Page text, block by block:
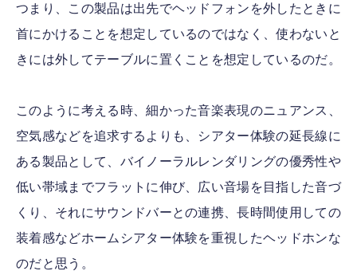
つまり、この製品は出先でヘッドフォンを外したときに
首にかけることを想定しているのではなく、使わないと
きには外してテーブルに置くことを想定しているのだ。
このように考える時、細かった音楽表現のニュアンス、
空気感などを追求するよりも、シアター体験の延長線に
ある製品として、バイノーラルレンダリングの優秀性や
低い帯域までフラットに伸び、広い音場を目指した音づ
くり、それにサウンドバーとの連携、長時間使用しての
装着感などホームシアター体験を重視したヘッドホンな
のだと思う。